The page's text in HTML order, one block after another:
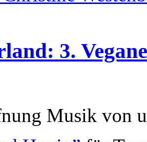
3.
Musik von